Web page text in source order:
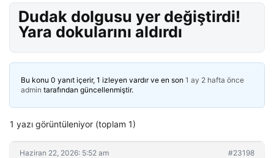
Dudak dolgusu yer değiştirdi!
Yara dokularını aldırdı
Bu konu 0 yanıt içerir, 1 izleyen vardır ve en son 1 ay 2 hafta önce
admin tarafından güncellenmiştir.
1 yazı görüntüleniyor (toplam 1)
Haziran 22, 2026: 5:52 am #23198